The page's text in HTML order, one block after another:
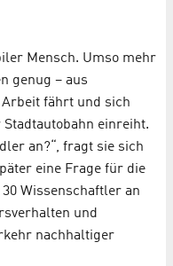
Mensch. Umso mehr
genug – aus
fährt und sich
einreiht.
an?“, fragt sie sich
eine Frage für die
Wissenschaftler an
und
nachhaltiger